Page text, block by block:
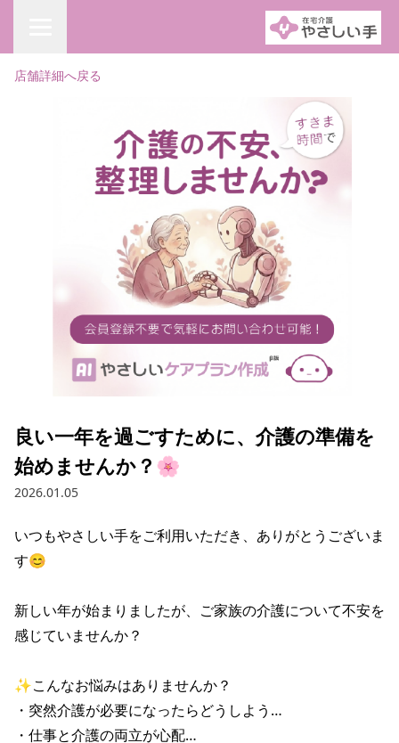
店舗詳細へ戻る
良い一年を過ごすために、介護の準備を
始めませんか？🌸
2026.01.05
いつもやさしい手をご利用いただき、ありがとうございま
す😊
新しい年が始まりましたが、ご家族の介護について不安を
感じていませんか？
✨こんなお悩みはありませんか？
・突然介護が必要になったらどうしよう…
・仕事と介護の両立が心配…